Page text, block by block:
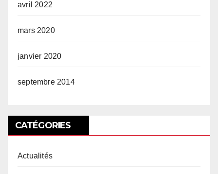
avril 2022
mars 2020
janvier 2020
septembre 2014
CATÉGORIES
Actualités